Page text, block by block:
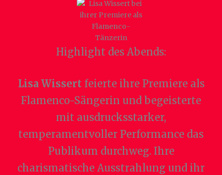
Highlight des Abends:
Lisa Wissertfeierte ihre Premiere als
Flamenco-Sängerin und begeisterte
mit ausdrucksstarker,
temperamentvoller Performance das
Publikum durchweg. Ihre
charismatische Ausstrahlung und ihr